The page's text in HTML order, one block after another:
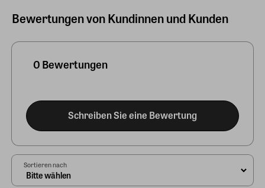
Bewertungen von Kundinnen und Kunden
0 Bewertungen
Schreiben Sie eine Bewertung
Sortieren nach